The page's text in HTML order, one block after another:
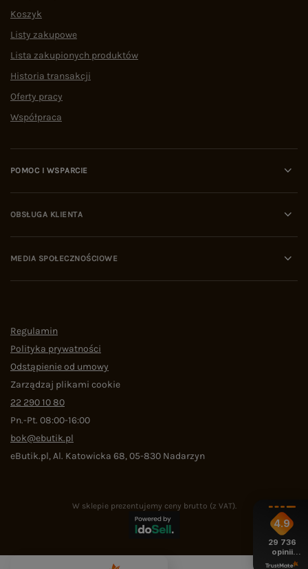
Koszyk
Listy zakupowe
Lista zakupionych produktów
Historia transakcji
Oferty pracy
Współpraca
POMOC I WSPARCIE
OBSŁUGA KLIENTA
MEDIA SPOŁECZNOŚCIOWE
Regulamin
Polityka prywatności
Odstąpienie od umowy
Zarządzaj plikami cookie
22 290 10 80
Pn.-Pt. 08:00-16:00
bok@ebutik.pl
eButik.pl,Al. Katowicka 68,05-830 Nadarzyn
W sklepie prezentujemy ceny brutto (z VAT).
4.9
29 736
opinii
z całego